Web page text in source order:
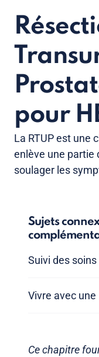
pour
La RTUP est une
enlève une partie
soulager les
Sujets
Suivi des
Vivre avec une
Ce chapitre